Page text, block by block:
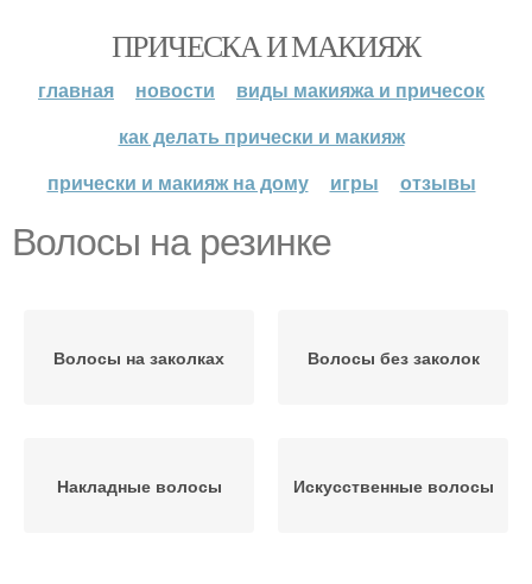
ПРИЧЕСКА И МАКИЯЖ
главная новости
виды макияжа и причесок
как делать прически и макияж
прически и макияж на дому
игры отзывы
Волосы на резинке
Волосы на заколках Волосы без заколок
Накладные волосы Искусственные волосы